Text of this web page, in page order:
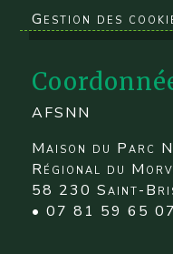
Gestion des
AFSNN
Maison du Parc
Régional du
58 230 Saint-
• 07 81 59 65 07